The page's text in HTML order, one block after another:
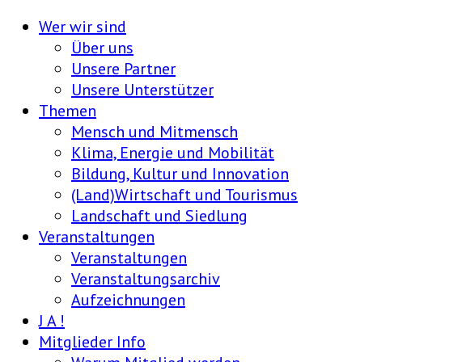
Wer wir sind
Über uns
Unsere Partner
Unsere Unterstützer
Themen
Mensch und Mitmensch
Klima, Energie und Mobilität
Bildung, Kultur und Innovation
(Land)Wirtschaft und Tourismus
Landschaft und Siedlung
Veranstaltungen
Veranstaltungen
Veranstaltungsarchiv
Aufzeichnungen
J A !
Mitglieder Info